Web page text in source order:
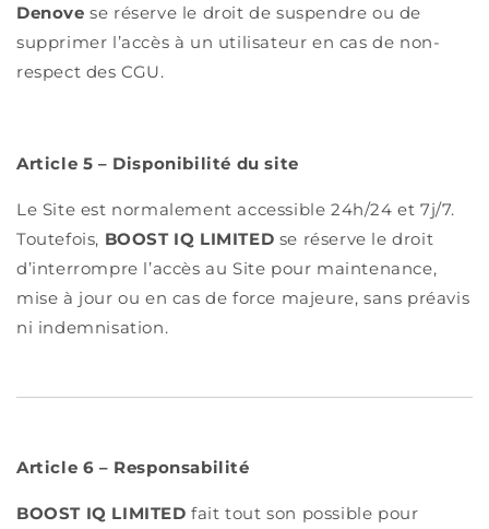
Denove se réserve le droit de suspendre ou de
supprimer l’accès à un utilisateur en cas de non-
respect des CGU.
Article 5 – Disponibilité du site
Le Site est normalement accessible 24h/24 et 7j/7.
Toutefois, BOOST IQ LIMITED se réserve le droit
d’interrompre l’accès au Site pour maintenance,
mise à jour ou en cas de force majeure, sans préavis
ni indemnisation.
Article 6 – Responsabilité
BOOST IQ LIMITED fait tout son possible pour